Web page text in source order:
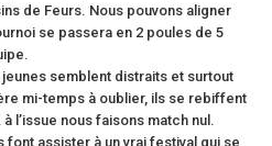
de Feurs. Nous pouvons aligner
se passera en 2 poules de 5
semblent distraits et surtout
mi-temps à oublier, ils se rebiffent
l’issue nous faisons match nul.
font assister à un vrai festival qui se